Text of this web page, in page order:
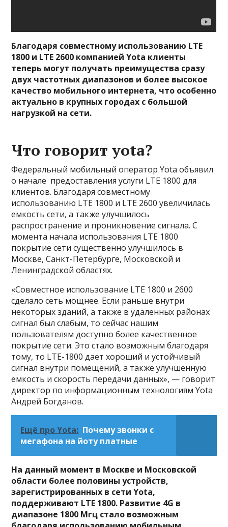
Благодаря совместному использованию LTE
1800 и LTE 2600 компанией Yota клиенты
теперь могут получать преимущества сразу
двух частотных диапазонов и более высокое
качество мобильного интернета, что особенно
актуально в крупных городах с большой
нагрузкой на сети.
Что говорит yota?
Федеральный мобильный оператор Yota объявил
о начале предоставления услуги LTE 1800 для
клиентов. Благодаря совместному
использованию LTE 1800 и LTE 2600 увеличилась
емкость сети, а также улучшилось
распространение и проникновение сигнала. С
момента начала использования LTE 1800
покрытие сети существенно улучшилось в
Москве, Санкт-Петербурге, Московской и
Ленинградской областях.
«Совместное использование LTE 1800 и 2600
сделало сеть мощнее. Если раньше внутри
некоторых зданий, а также в удаленных районах
сигнал был слабым, то сейчас нашим
пользователям доступно более качественное
покрытие сети. Это стало возможным благодаря
тому, то LTE-1800 дает хороший и устойчивый
сигнал внутри помещений, а также улучшенную
емкость и скорость передачи данных», — говорит
директор по информационным технологиям Yota
Андрей Богданов.
Ещё про Yota: Почему звонки с
мегафона на йоту платные
На данный момент в Москве и Московской
области более половины устройств,
зарегистрированных в сети Yota,
поддерживают LTE 1800. Развитие 4G в
диапазоне 1800 Мгц стало возможным